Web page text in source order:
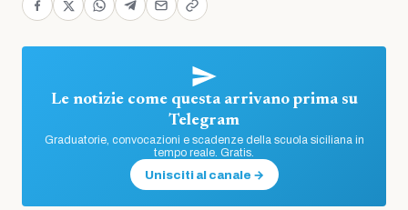
Le notizie come questa arrivano prima su
Telegram
Graduatorie, convocazioni e scadenze della scuola siciliana in
tempo reale. Gratis.
Unisciti al canale →